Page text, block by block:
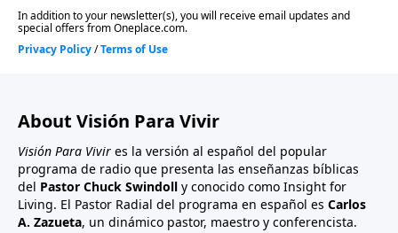
About Visión Para Vivir
Visión Para Vivir es la versión al español del popular
programa de radio que presenta las enseñanzas bíblicas
del Pastor Chuck Swindoll y conocido como Insight for
Living. El Pastor Radial del programa en español es Carlos
A. Zazueta, un dinámico pastor, maestro y conferencista.